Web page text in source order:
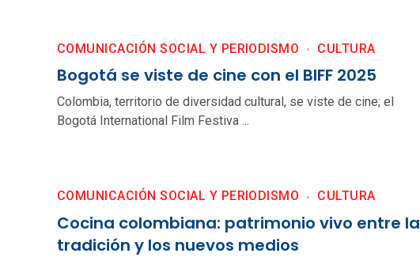
Bogotá se viste de cine con el BIFF 2025
COMUNICACIÓN SOCIAL Y PERIODISMO CULTURA
Colombia, territorio de diversidad cultural, se viste de cine; el
Bogotá International Film Festiva ...
Cocina colombiana: patrimonio vivo entre la
tradición y los nuevos medios
COMUNICACIÓN SOCIAL Y PERIODISMO CULTURA